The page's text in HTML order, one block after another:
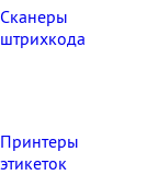
Сканеры
штрихкода
Принтеры
этикеток